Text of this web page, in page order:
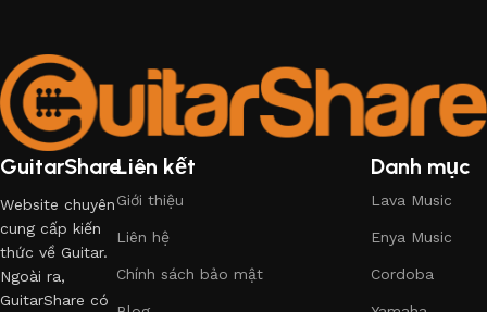
GuitarShare
Website chuyên
cung cấp kiến
thức về Guitar.
Ngoài ra,
GuitarShare có
Liên kết
Giới thiệu
Liên hệ
Chính sách bảo mật
Danh mục
Lava Music
Enya Music
Cordoba